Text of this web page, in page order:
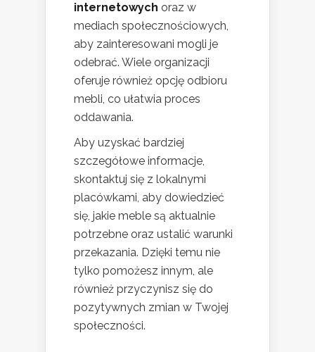
internetowych oraz w
mediach społecznościowych,
aby zainteresowani mogli je
odebrać. Wiele organizacji
oferuje również opcję odbioru
mebli, co ułatwia proces
oddawania.
Aby uzyskać bardziej
szczegółowe informacje,
skontaktuj się z lokalnymi
placówkami, aby dowiedzieć
się, jakie meble są aktualnie
potrzebne oraz ustalić warunki
przekazania. Dzięki temu nie
tylko pomożesz innym, ale
również przyczynisz się do
pozytywnych zmian w Twojej
społeczności.